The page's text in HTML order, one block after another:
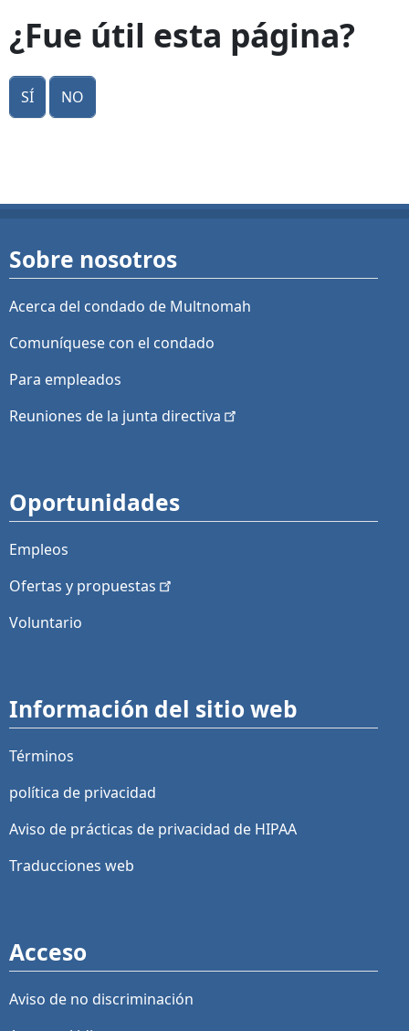
¿Fue útil esta página?
Sí No
Sobre nosotros
Acerca del condado de Multnomah
Comuníquese con el condado
Para empleados
Reuniones de la junta directiva
Oportunidades
Empleos
Ofertas y propuestas
Voluntario
Información del sitio web
Términos
política de privacidad
Aviso de prácticas de privacidad de HIPAA
Traducciones web
Acceso
Aviso de no discriminación